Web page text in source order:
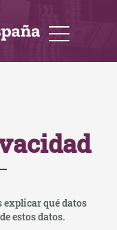
explicar qué datos
estos datos.